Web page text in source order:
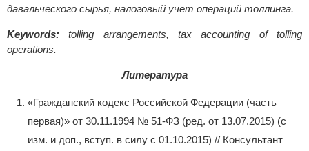
давальческого сырья, налоговый учет операций толлинга.
Keywords: tolling arrangements, tax accounting of tolling
operations.
Литература
«Гражданский кодекс Российской Федерации (часть
первая)» от 30.11.1994 № 51-ФЗ (ред. от 13.07.2015) (с
изм. и доп., вступ. в силу с 01.10.2015) // Консультант